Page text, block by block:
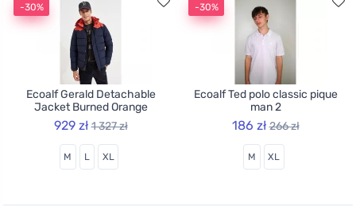
-30%
Ecoalf Gerald Detachable
Jacket Burned Orange
929 zł 1 327 zł
M L XL
-30%
Ecoalf Ted polo classic pique
man 2
186 zł 266 zł
M XL